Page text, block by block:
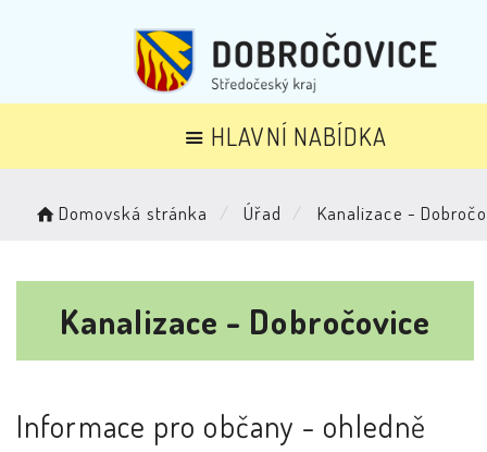
HLAVNÍ NABÍDKA
Domovská stránka Úřad Kanalizace -
Kanalizace - Dobročovice
Informace pro občany - ohledně